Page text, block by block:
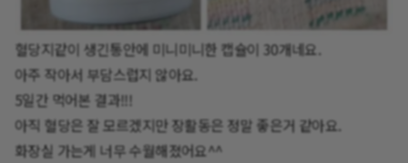
혈당지같이 생긴통안에 미니미니한 캡슐이 30개네요.
아주 작아서 부담스럽지 않아요.
5일간 먹어본 결과!!!
아직 혈당은 잘 모르겠지만 장활동은 정말 좋은거 같아요.
화장실 가는게 너무 수월해졌어요^^